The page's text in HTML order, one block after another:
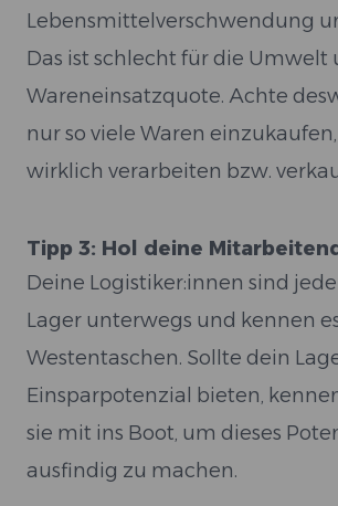
Lebensmittelverschwendung
Das ist schlecht für die Umwelt
Wareneinsatzquote. Achte
nur so viele Waren
wirklich verarbeiten bzw.
Tipp 3: Hol deine
Deine Logistiker:innen sind
Lager unterwegs und kennen
Westentaschen. Sollte dein
Einsparpotenzial bieten, kennen
sie mit ins Boot, um dieses
ausfindig zu machen.